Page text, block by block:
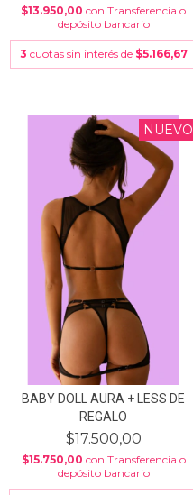
$13.950,00 con Transferencia o
depósito bancario
3 cuotas sin interés de $5.166,67
NUEVO
BABY DOLL AURA + LESS DE
REGALO
$17.500,00
$15.750,00 con Transferencia o
depósito bancario